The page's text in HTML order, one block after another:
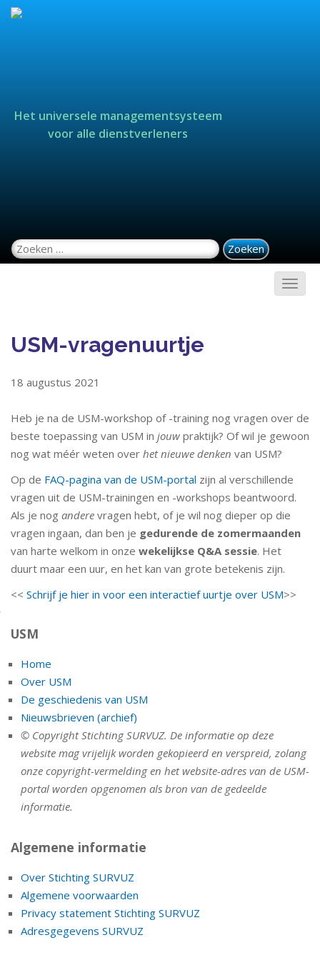
Het universele managementsysteem
voor alle dienstverleners
Zoeken naar:
USM-vragenuurtje
18 augustus 2021
Heb je na de USM-workshop of -training nog vragen over de
beste toepassing van USM in jouw praktijk? Of wil je gewoon
nog wat méér weten over het nieuwe denken van USM?
Op de FAQ-pagina van de USM-portal zijn al verschillende
vragen uit de USM-trainingen en -workshops beantwoord.
Als je nog andere vragen hebt, of je wil nog dieper op die
vragen ingaan, dan ben je gedurende de zomermaanden
van harte welkom in onze wekelijkse Q&A sessie. Het
duurt maar een uur, en het kan van grote betekenis zijn.
<< Schrijf je hier in voor een interactief uurtje over USM>>
USM
Home
Over USM
De geschiedenis van USM
Nieuwsbrieven (archief)
© Copyright Stichting SURVUZ. De informatie op deze
website mag vrijelijk worden gekopieerd en verspreid, zolang
onze copyright-vermelding en het website-adres van de USM-
portal worden opgenomen als bron van de gedeelde
informatie.
Algemene informatie
Over Stichting SURVUZ
Algemene voorwaarden
Privacy statement Stichting SURVUZ
Adresgegevens SURVUZ